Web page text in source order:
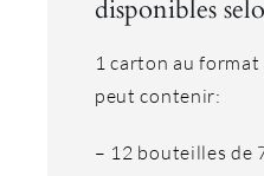
disponibles
1 carton au
peut contenir:
– 12 bouteilles de